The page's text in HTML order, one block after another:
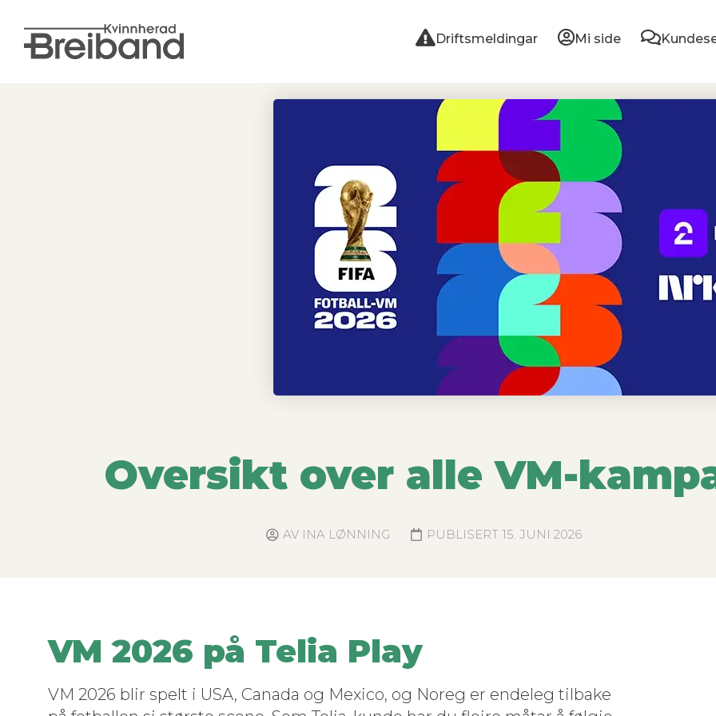
Driftsmeldingar Mi side
Oversikt over alle VM-
AV INA LØNNING PUBLISERT 15. JUNI 2026
VM 2026 på Telia Play
VM 2026 blir spelt i USA, Cana­da og Mex­i­co, og Noreg er ende­leg tilbake